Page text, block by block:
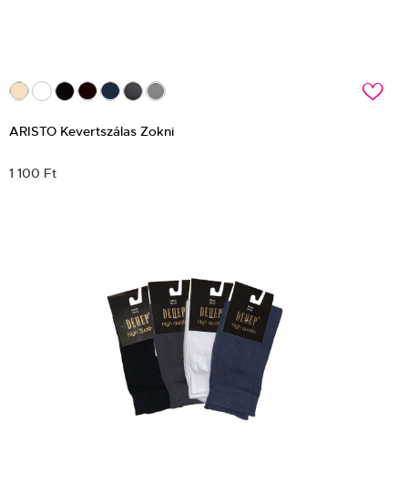
c
ARISTO Kevertszálas Zokni
1 100 Ft